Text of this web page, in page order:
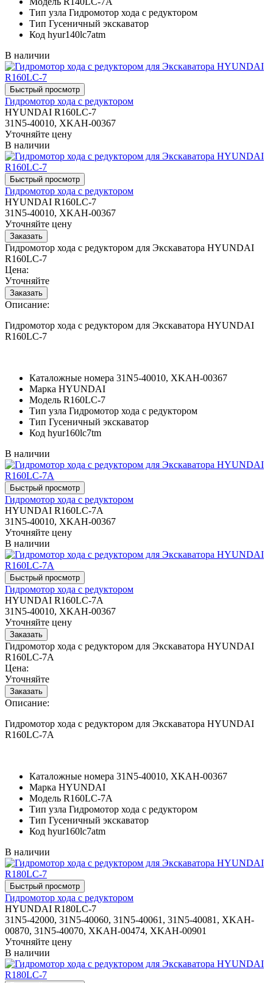
Тип узла Гидромотор хода с редуктором
Тип Гусеничный экскаватор
Код hyur140lc7atm
В наличии
Гидромотор хода с редуктором
HYUNDAI R160LC-7
31N5-40010, XKAH-00367
Уточняйте цену
В наличии
Гидромотор хода с редуктором
HYUNDAI R160LC-7
31N5-40010, XKAH-00367
Уточняйте цену
Гидромотор хода с редуктором для Экскаватора HYUNDAI
R160LC-7
Цена:
Уточняйте
Описание:
Гидромотор хода с редуктором для Экскаватора HYUNDAI
R160LC-7
Каталожные номера 31N5-40010, XKAH-00367
Марка HYUNDAI
Модель R160LC-7
Тип узла Гидромотор хода с редуктором
Тип Гусеничный экскаватор
Код hyur160lc7tm
В наличии
Гидромотор хода с редуктором
HYUNDAI R160LC-7A
31N5-40010, XKAH-00367
Уточняйте цену
В наличии
Гидромотор хода с редуктором
HYUNDAI R160LC-7A
31N5-40010, XKAH-00367
Уточняйте цену
Гидромотор хода с редуктором для Экскаватора HYUNDAI
R160LC-7A
Цена:
Уточняйте
Описание:
Гидромотор хода с редуктором для Экскаватора HYUNDAI
R160LC-7A
Каталожные номера 31N5-40010, XKAH-00367
Марка HYUNDAI
Модель R160LC-7A
Тип узла Гидромотор хода с редуктором
Тип Гусеничный экскаватор
Код hyur160lc7atm
В наличии
Гидромотор хода с редуктором
HYUNDAI R180LC-7
31N5-42000, 31N5-40060, 31N5-40061, 31N5-40081, XKAH-
00870, 31N5-40070, XKAH-00474, XKAH-00901
Уточняйте цену
В наличии